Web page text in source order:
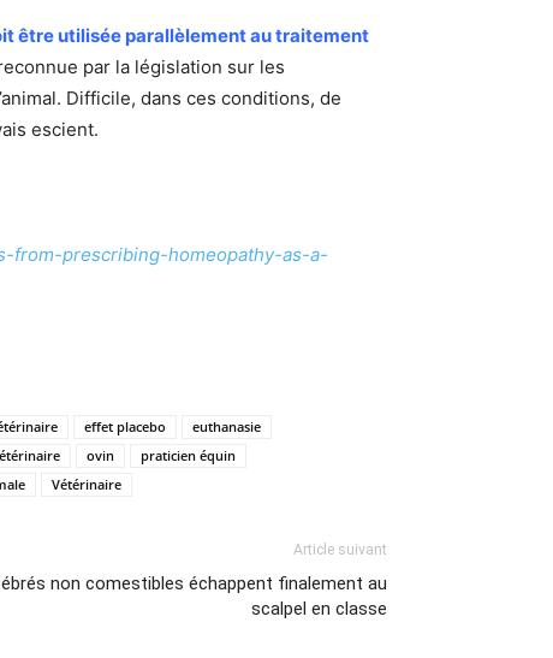
être utilisée parallèlement au traitement
par la législation sur les
Difficile, dans ces conditions, de
escient.
from-prescribing-homeopathy-as-a-
effet placebo
euthanasie
ovin
praticien équin
Vétérinaire
Article suivant
non comestibles échappent finalement au
scalpel en classe